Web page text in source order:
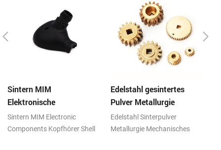
Sintern MIM
Elektronische
Komponenten Kopfhörer
Shell Metall Teile
Sintern MIM Electronic
Components Kopfhörer Shell
Edelstahl gesintertes
Pulver Metallurgie
Mechanische Messing
Getriebe
Edelstahl Sinterpulver
Metallurgie Mechanisches